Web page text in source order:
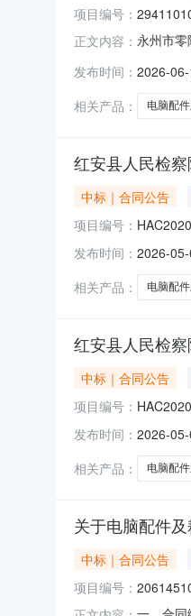
项目编号：
正文内容： 永州市
起止时间
发布时间： 2026-
相关产品：
电脑配
红安县人民检
中标｜合同公告
项目编号：
发布时间： 2026-
相关产品：
电脑配
红安县人民检
中标｜合同公告
项目编号：
发布时间： 2026-
相关产品：
电脑配
关于电脑配件
中标｜合同公告
项目编号：